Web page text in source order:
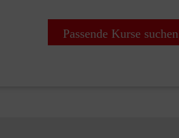
Passende Kurse suchen